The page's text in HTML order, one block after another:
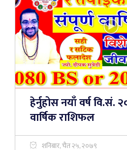
हेर्नुहोस नयाँ वर्ष वि.सं.
वार्षिक राशिफल
शनिबार, चैत २५, २०७९